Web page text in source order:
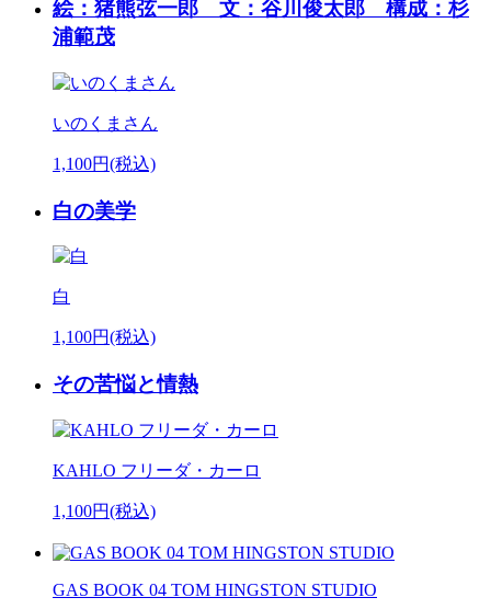
絵：猪熊弦一郎 文：谷川俊太郎 構成：杉
浦範茂
いのくまさん
1,100円(税込)
白の美学
白
1,100円(税込)
その苦悩と情熱
KAHLO フリーダ・カーロ
1,100円(税込)
GAS BOOK 04 TOM HINGSTON STUDIO